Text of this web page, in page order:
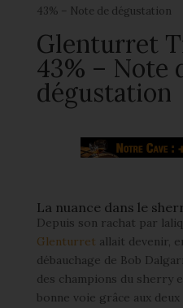
43% – Note de dégustation
Glenturret
43% – Note
dégustation
La nuance dans le
Depuis son rachat par
Glenturret allait devenir,
débauchage de Bob
des champions du sherry
bonne voie grâce aux